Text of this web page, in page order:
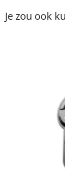
Je zou ook